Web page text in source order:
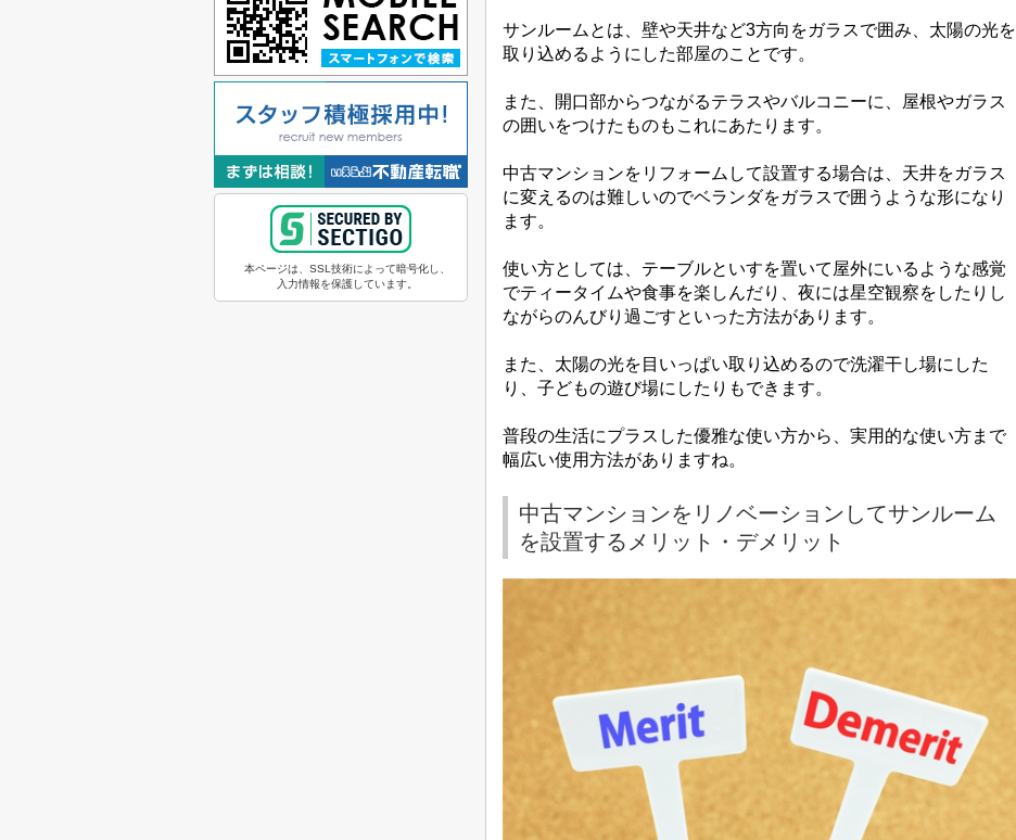
サンルームとは、壁や天井など3方向をガラスで囲み、太陽の光を
取り込めるようにした部屋のことです。
また、開口部からつながるテラスやバルコニーに、屋根やガラス
の囲いをつけたものもこれにあたり ます。
中古マンションをリフォームして設置する場合は、天井をガラス
に変えるのは難しいのでベランダをガラスで囲うような形になり
ます。
使い方としては、テーブルといすを置いて屋外にいるような感覚
でティータイムや食事を楽しんだり、夜には星空観察をしたりし
ながらのんびり過ごすといった方法があります。
また、太陽の光を目いっぱい取り込めるので洗濯干し場にした
り、子どもの遊び場にしたりもできます。
普段の生活にプラスした優雅な使い方から、実用的な使い方まで
幅広い使用方法がありますね。
中古マンションをリノベーションしてサンルーム
を設置するメリット・デメリット
本ページは、SSL技術によって暗号化し、
入力情報を保護しています。